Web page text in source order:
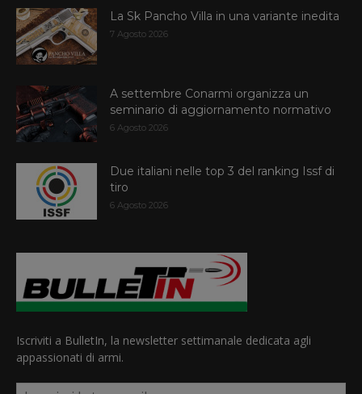
La Sk Pancho Villa in una variante inedita
7 Agosto 2026
A settembre Conarmi organizza un
seminario di aggiornamento normativo
6 Agosto 2026
Due italiani nelle top 3 del ranking Issf di
tiro
6 Agosto 2026
Iscriviti a BulletIn, la newsletter settimanale dedicata agli
appassionati di armi.